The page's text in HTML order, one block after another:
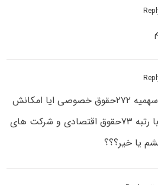
سلام دوست عزیز بارتبه با سهمیه ۲۷۲حقوق خصوصی ایا امکانش
هست روزانه قبول بشم. و با رتبه ۷۳حقوق اقتصادی و شرکت های
یا خیر؟؟؟